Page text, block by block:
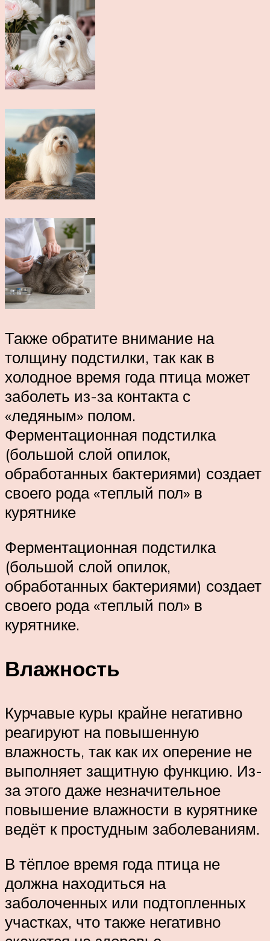
Также обратите внимание на
толщину подстилки, так как в
холодное время года птица может
заболеть из-за контакта с
«ледяным» полом.
Ферментационная подстилка
(большой слой опилок,
обработанных бактериями) создает
своего рода «теплый пол» в
курятнике
Ферментационная подстилка
(большой слой опилок,
обработанных бактериями) создает
своего рода «теплый пол» в
курятнике.
Влажность
Курчавые куры крайне негативно
реагируют на повышенную
влажность, так как их оперение не
выполняет защитную функцию. Из-
за этого даже незначительное
повышение влажности в курятнике
ведёт к простудным заболеваниям.
В тёплое время года птица не
должна находиться на
заболоченных или подтопленных
участках, что также негативно